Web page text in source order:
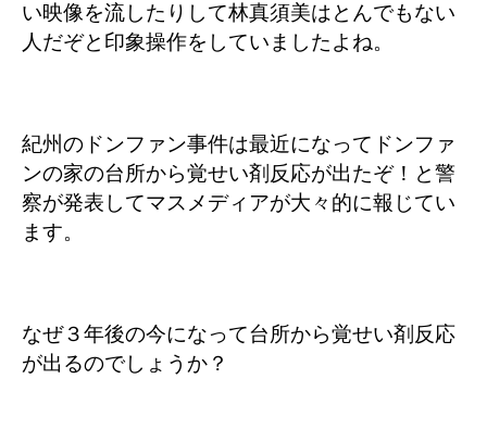
い映像を流したりして林真須美はとんでもない
人だぞと印象操作をしていましたよね。
紀州のドンファン事件は最近になってドンファ
ンの家の台所から覚せい剤反応が出たぞ！と警
察が発表してマスメディアが大々的に報じてい
ます。
なぜ３年後の今になって台所から覚せい剤反応
が出るのでしょうか？